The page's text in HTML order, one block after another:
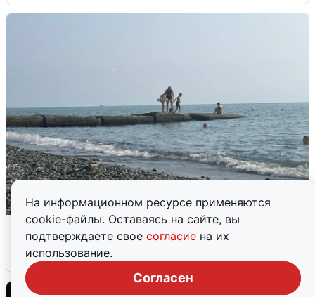
На информационном ресурсе применяются
cookie-файлы. Оставаясь на сайте, вы
подтверждаете свое согласие на их
использование.
Согласен
Сирены в Сочи: новая угроза БПЛА
6 августа 0